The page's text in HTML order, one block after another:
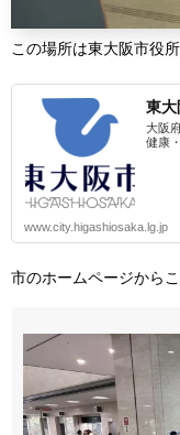
この場所は東大阪市役所
東大
大阪
健康
www.city.higashiosaka.lg.jp
市のホームページから